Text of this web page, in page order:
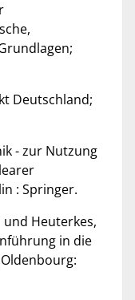
Deutschland;
- zur Nutzung
: Springer.
und Heuterkes,
in die